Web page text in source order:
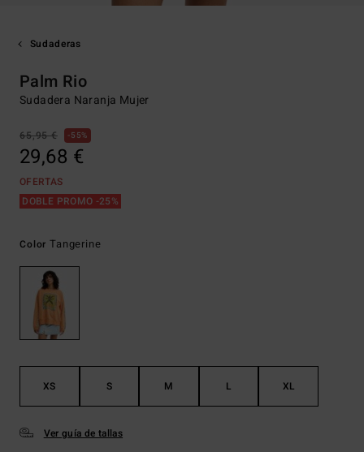
Sudaderas
Palm Rio
Sudadera Naranja Mujer
65,95 € 55%
29,68 €
OFERTAS
DOBLE PROMO -25%
ColorTangerine
XS S M L XL
Ver guía de tallas